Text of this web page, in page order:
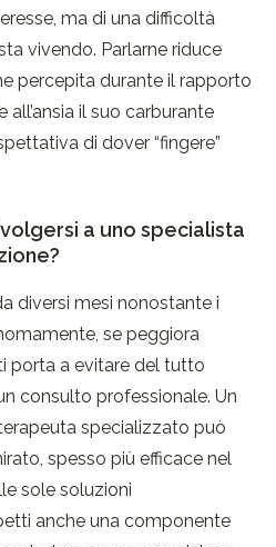
ma di una difficoltà
vivendo. Parlarne riduce
percepita durante il rapporto
il suo carburante
di dover “fingere”
a uno specialista
diversi mesi nonostante i
se peggiora
porta a evitare del tutto
consulto professionale. Un
specializzato può
spesso più efficace nel
sole soluzioni
anche una componente